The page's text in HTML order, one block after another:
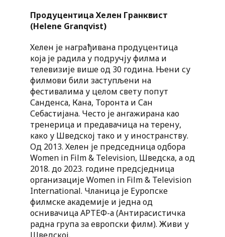
Продуцентица Хелен Гранквист
(Helene Granqvist)
Хелен је награђивана продуцентица
која је радила у подручју филма и
телевизије више од 30 година. Њени су
филмови били заступљени на
фестивалима у целом свету попут
Санденса, Кана, Торонта и Сан
Себастијана. Често је ангажирана као
тренерица и предавачица на терену,
како у Шведској тако и у иностранству.
Од 2013. Хелен је председница одбора
Women in Film & Television, Шведска, а од
2018. до 2023. године предсједница
организације Women in Film & Television
International. Чланица је Еуропске
филмске академије и једна од
оснивачица АРТЕФ-а (Антирасистичка
радна група за европски филм). Живи у